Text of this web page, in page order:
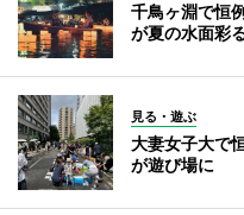
千鳥ヶ淵で恒
が夏の水面彩
見る・遊ぶ
大妻女子大で
が遊び場に